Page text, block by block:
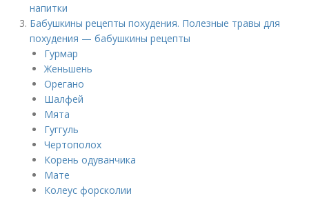
напитки
Бабушкины рецепты похудения. Полезные травы для
похудения — бабушкины рецепты
Гурмар
Женьшень
Орегано
Шалфей
Мята
Гуггуль
Чертополох
Корень одуванчика
Мате
Колеус форсколии